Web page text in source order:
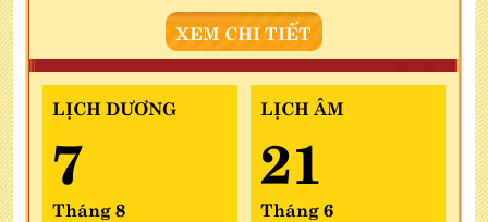
XEM CHI TIẾT
LỊCH DƯƠNG
7
Tháng 8
LỊCH ÂM
21
Tháng 6